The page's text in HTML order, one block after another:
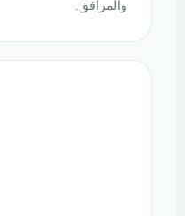
والمرافق.